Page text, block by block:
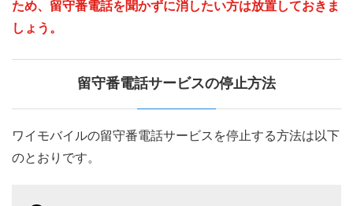
ため、留守番電話を聞かずに消したい方は放置しておきま
しょう。
留守番電話サービスの停止方法
ワイモバイルの留守番電話サービスを停止する方法は以下
のとおりです。